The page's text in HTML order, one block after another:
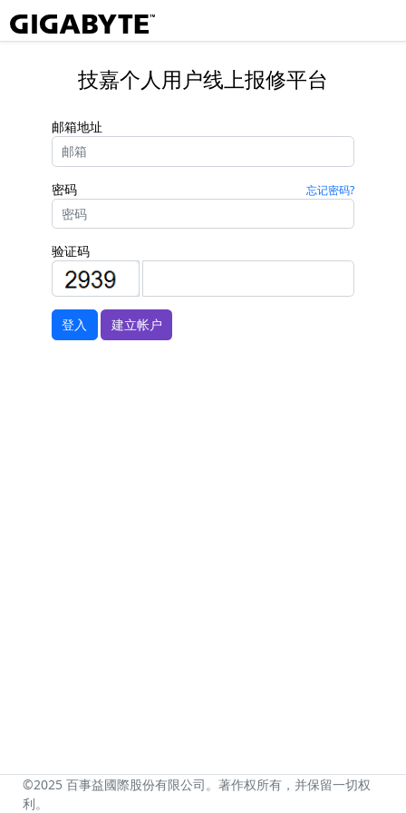
技嘉个人用户线上报修平台
邮箱地址
密码 忘记密码?
验证码
登入 建立帐户
©2025 百事益國際股份有限公司。著作权所有，并保留一切权
利。